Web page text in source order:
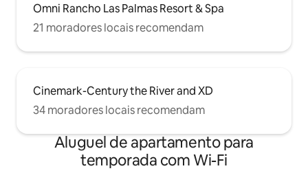
Omni Rancho Las Palmas Resort & Spa
21 moradores locais recomendam
Cinemark-Century the River and XD
34 moradores locais recomendam
Aluguel de apartamento para
temporada com Wi-Fi